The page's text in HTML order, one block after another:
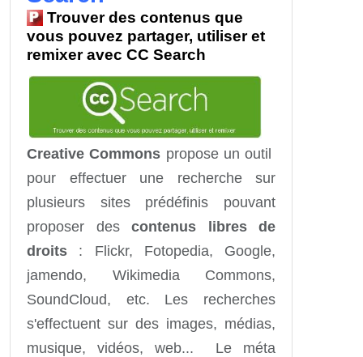
Trouver des contenus que
vous pouvez partager, utiliser et
remixer avec CC Search
Creative Commons propose un outil
pour effectuer une recherche sur
plusieurs sites prédéfinis pouvant
proposer des contenus libres de
droits : Flickr, Fotopedia, Google,
jamendo, Wikimedia Commons,
SoundCloud, etc. Les recherches
s'effectuent sur des images, médias,
musique, vidéos, web... Le méta